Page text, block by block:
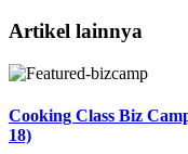
Artikel lainnya
Cooking Class Biz
18)